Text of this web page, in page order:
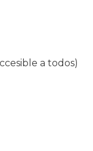
a todos)